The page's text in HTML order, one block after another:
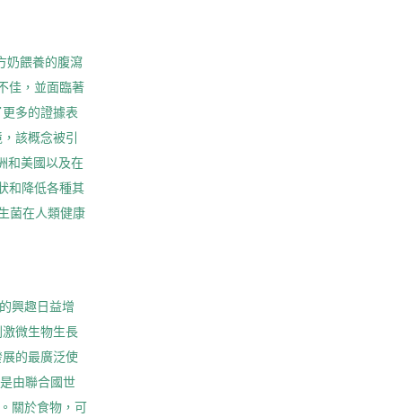
奶餵養的腹瀉
佳，並面臨著
多的證據表
該概念被引
和美國以及在
和降低各種其
菌在人類健康
興趣日益增
微生物生長
的最廣泛使
由聯合國世
關於食物，可